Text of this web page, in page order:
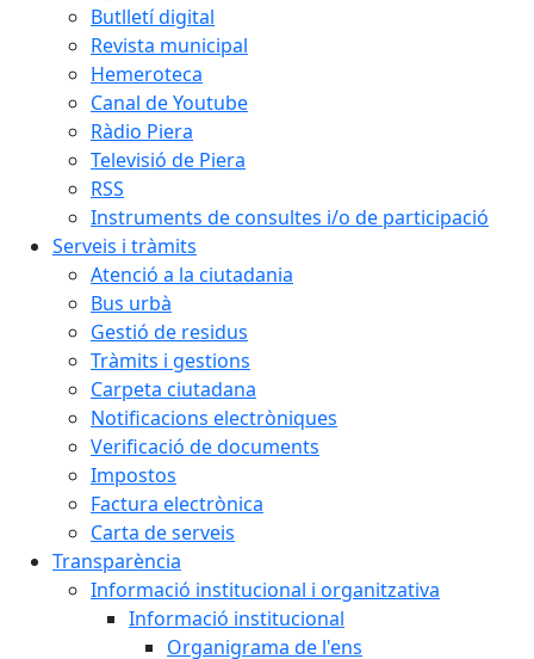
Butlletí digital
Revista municipal
Hemeroteca
Canal de Youtube
Ràdio Piera
Televisió de Piera
RSS
Instruments de consultes i/o de participació
Serveis i tràmits
Atenció a la ciutadania
Bus urbà
Gestió de residus
Tràmits i gestions
Carpeta ciutadana
Notificacions electròniques
Verificació de documents
Impostos
Factura electrònica
Carta de serveis
Transparència
Informació institucional i organitzativa
Informació institucional
Organigrama de l'ens